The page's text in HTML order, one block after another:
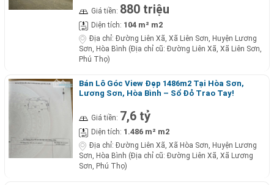
Giá tiền: 880 triệu
Diện tích: 104 m² m2
Địa chỉ: Đường Liên Xã, Xã Liên Sơn, Huyện Lương
Sơn, Hòa Bình (Địa chỉ cũ: Đường Liên Xã, Xã Liên Sơn,
Phú Thọ)
Bán Lô Góc View Đẹp 1486m2 Tại Hòa Sơn,
Lương Sơn, Hòa Bình – Sổ Đỏ Trao Tay!
Giá tiền: 7,6 tỷ
Diện tích: 1.486 m² m2
Địa chỉ: Đường Liên Xã, Xã Hòa Sơn, Huyện Lương
Sơn, Hòa Bình (Địa chỉ cũ: Đường Liên Xã, Xã Lương
Sơn, Phú Thọ)